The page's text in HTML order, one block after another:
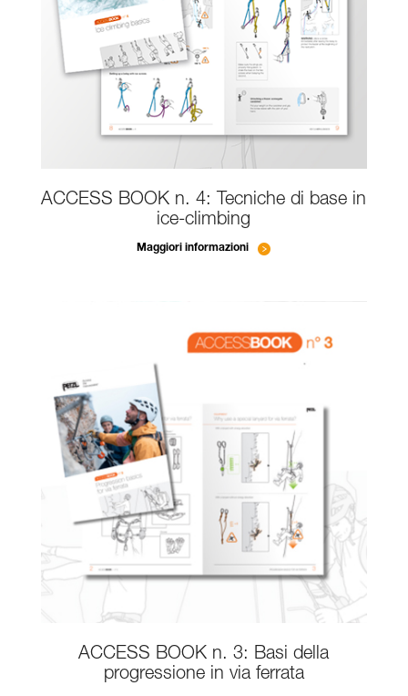
ACCESS BOOK n. 4: Tecniche di base in
ice-climbing
Maggiori informazioni
ACCESS BOOK n. 3: Basi della
progressione in via ferrata